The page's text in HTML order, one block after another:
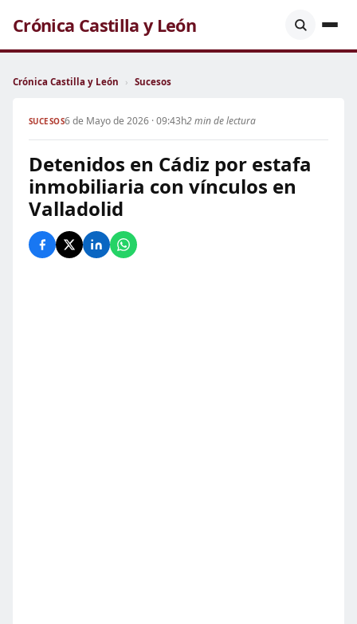
Crónica Castilla y León
Crónica Castilla y León › Sucesos
SUCESOS6 de Mayo de 2026 · 09:43h2 min de lectura
Detenidos en Cádiz por estafa
inmobiliaria con vínculos en
Valladolid